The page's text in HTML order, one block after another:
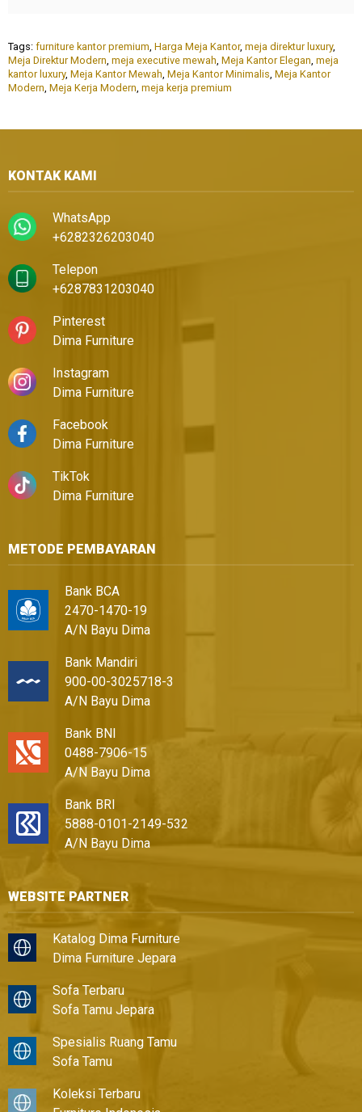
Tags: furniture kantor premium Harga Meja Kantor, meja direktur luxury,
Meja Direktur Modern meja executive mewah Meja Kantor Elegan meja
kantor luxury, Meja Kantor Mewah Meja Kantor Minimalis Meja Kantor
Modern Meja Kerja Modern meja kerja premium
KONTAK KAMI
WhatsApp
+6282326203040
Telepon
+6287831203040
Pinterest
Dima Furniture
Instagram
Dima Furniture
Facebook
Dima Furniture
TikTok
Dima Furniture
METODE PEMBAYARAN
Bank BCA
2470-1470-19
A/N Bayu Dima
Bank Mandiri
900-00-3025718-3
A/N Bayu Dima
Bank BNI
0488-7906-15
A/N Bayu Dima
Bank BRI
5888-0101-2149-532
A/N Bayu Dima
WEBSITE PARTNER
Katalog Dima Furniture
Dima Furniture Jepara
Sofa Terbaru
Sofa Tamu Jepara
Spesialis Ruang Tamu
Sofa Tamu
Koleksi Terbaru